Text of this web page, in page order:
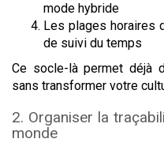
mode hybride
Les plages horaires
de suivi du temps
Ce socle-là permet déjà
sans transformer votre
2. Organiser la
monde